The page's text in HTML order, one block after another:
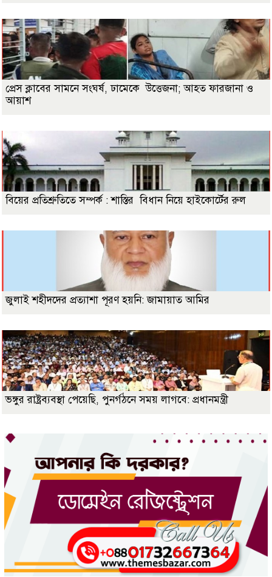
প্রেস ক্লাবের সামনে সংঘর্ষ, ঢামেকে উত্তেজনা; আহত ফারজানা ও
আয়াশ
বিয়ের প্রতিশ্রুতিতে সম্পর্ক : শাস্তির বিধান নিয়ে হাইকোর্টের রুল
জুলাই শহীদদের প্রত্যাশা পূরণ হয়নি: জামায়াত আমির
ভঙ্গুর রাষ্ট্রব্যবস্থা পেয়েছি, পুনর্গঠনে সময় লাগবে: প্রধানমন্ত্রী